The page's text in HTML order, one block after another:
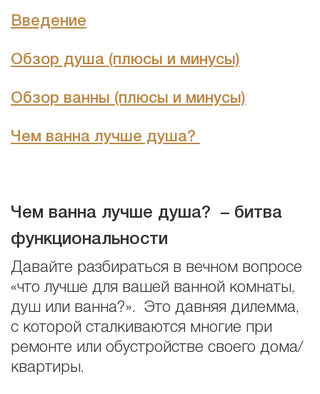
Введение
Обзор душа (плюсы и минусы)
Обзор ванны (плюсы и минусы)
Чем ванна лучше душа?
Чем ванна лучше душа? – битва
функциональности
Давайте разбираться в вечном вопросе
«что лучше для вашей ванной комнаты,
душ или ванна?». Это давняя дилемма,
с которой сталкиваются многие при
ремонте или обустройстве своего дома/
квартиры.